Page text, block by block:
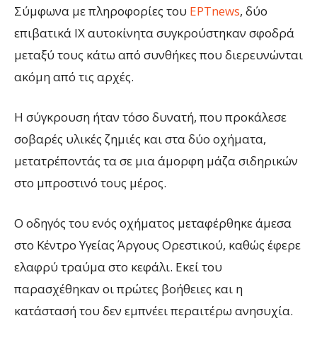
Σύμφωνα με πληροφορίες του ΕΡΤnews, δύο
επιβατικά ΙΧ αυτοκίνητα συγκρούστηκαν σφοδρά
μεταξύ τους κάτω από συνθήκες που διερευνώνται
ακόμη από τις αρχές.
Η σύγκρουση ήταν τόσο δυνατή, που προκάλεσε
σοβαρές υλικές ζημιές και στα δύο οχήματα,
μετατρέποντάς τα σε μια άμορφη μάζα σιδηρικών
στο μπροστινό τους μέρος.
Ο οδηγός του ενός οχήματος μεταφέρθηκε άμεσα
στο Κέντρο Υγείας Άργους Ορεστικού, καθώς έφερε
ελαφρύ τραύμα στο κεφάλι. Εκεί του
παρασχέθηκαν οι πρώτες βοήθειες και η
κατάστασή του δεν εμπνέει περαιτέρω ανησυχία.